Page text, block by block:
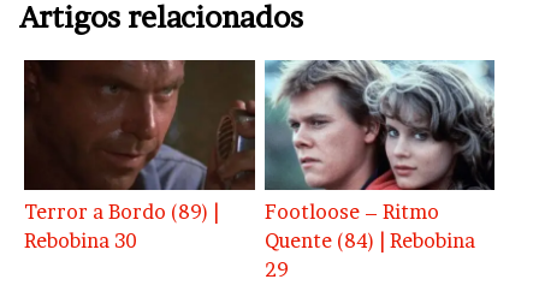
Artigos relacionados
Terror a Bordo (89) |
Rebobina 30
Footloose – Ritmo
Quente (84) | Rebobina
29